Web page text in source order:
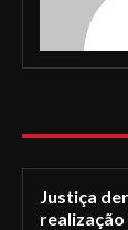
Justiça
realização